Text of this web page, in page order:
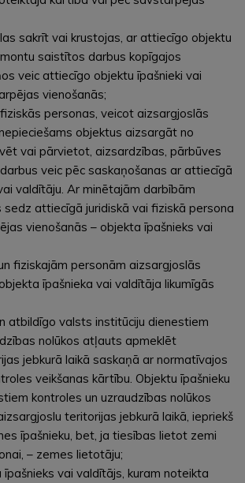
sakrīt vai krustojas, ar attiecīgo objektu
saistītos darbus kopīgajos
veic attiecīgo objektu īpašnieki vai
vienošanās;
personas, veicot aizsargjoslās
objektus aizsargāt no
vai pārvietot, aizsardzības, pārbūves
veic pēc saskaņošanas ar attiecīgā
valdītāju. Ar minētajām darbībām
attiecīgā juridiskā vai fiziskā persona
vienošanās – objekta īpašnieks vai
fiziskajām personām aizsargjoslās
īpašnieka vai valdītāja likumīgās
atbildīgo valsts institūciju dienestiem
nolūkos atļauts apmeklēt
jebkurā laikā saskaņā ar normatīvajos
veikšanas kārtību. Objektu īpašnieku
kontroles un uzraudzības nolūkos
teritorijas jebkurā laikā, iepriekš
īpašnieku, bet, ja tiesības lietot zemi
– zemes lietotāju;
vai valdītājs, kuram noteikta